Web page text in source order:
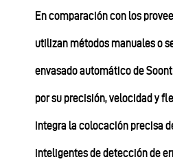
En comparación con los
utilizan métodos manuales o
envasado automático de
por su precisión, velocidad y
integra la colocación precisa
inteligentes de detección de